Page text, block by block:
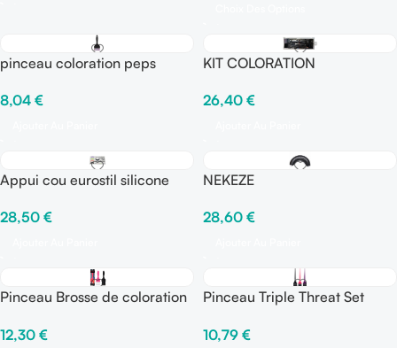
pinceau coloration peps
8,04 €
KIT COLORATION
26,40 €
Appui cou eurostil silicone
lavage
28,50 €
NEKEZE
28,60 €
Pinceau Brosse de coloration
– Paquet de 2 framar
12,30 €
Pinceau Triple Threat Set
10,79 €